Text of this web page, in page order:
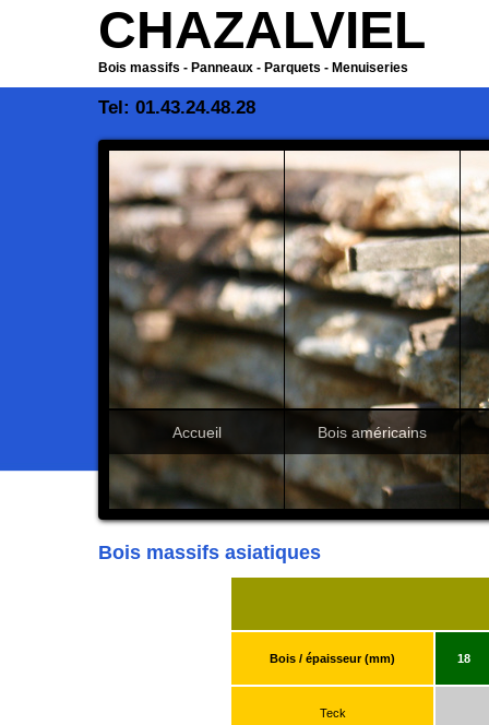
CHAZALVIEL
Bois massifs - Panneaux - Parquets - Menuiseries
Tel: 01.43.24.48.28
Accueil Bois américains
Bois massifs asiatiques
Bois / épaisseur (mm) 18
Teck